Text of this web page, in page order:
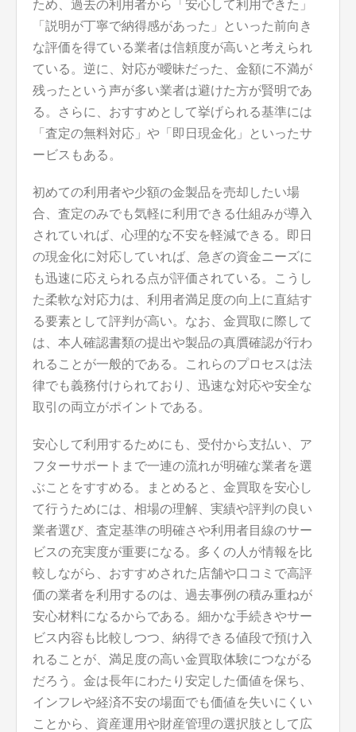
ため、過去の利用者から「安心して利用できた」
「説明が丁寧で納得感があった」といった前向き
な評価を得ている業者は信頼度が高いと考えられ
ている。逆に、対応が曖昧だった、金額に不満が
残ったという声が多い業者は避けた方が賢明であ
る。さらに、おすすめとして挙げられる基準には
「査定の無料対応」や「即日現金化」といったサ
ービスもある。
初めての利用者や少額の金製品を売却したい場
合、査定のみでも気軽に利用できる仕組みが導入
されていれば、心理的な不安を軽減できる。即日
の現金化に対応していれば、急ぎの資金ニーズに
も迅速に応えられる点が評価されている。こうし
た柔軟な対応力は、利用者満足度の向上に直結す
る要素として評判が高い。なお、金買取に際して
は、本人確認書類の提出や製品の真贋確認が行わ
れることが一般的である。これらのプロセスは法
律でも義務付けられており、迅速な対応や安全な
取引の両立がポイントである。
安心して利用するためにも、受付から支払い、ア
フターサポートまで一連の流れが明確な業者を選
ぶことをすすめる。まとめると、金買取を安心し
て行うためには、相場の理解、実績や評判の良い
業者選び、査定基準の明確さや利用者目線のサー
ビスの充実度が重要になる。多くの人が情報を比
較しながら、おすすめされた店舗や口コミで高評
価の業者を利用するのは、過去事例の積み重ねが
安心材料になるからである。細かな手続きやサー
ビス内容も比較しつつ、納得できる値段で預け入
れることが、満足度の高い金買取体験につながる
だろう。金は長年にわたり安定した価値を保ち、
インフレや経済不安の場面でも価値を失いにくい
ことから、資産運用や財産管理の選択肢として広